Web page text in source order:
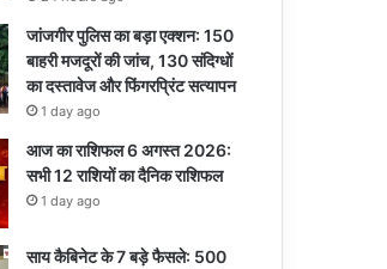
जांजगीर पुलिस का बड़ा एक्शन: 150
बाहरी मजदूरों की जांच, 130 संदिग्धों
का दस्तावेज और फिंगरप्रिंट सत्यापन
1 day ago
आज का राशिफल 6 अगस्त 2026:
सभी 12 राशियों का दैनिक राशिफल
1 day ago
साय कैबिनेट के 7 बड़े फैसले: 500